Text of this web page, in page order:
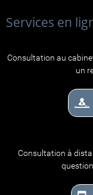
Services en
Consultation au
un
Consultation à